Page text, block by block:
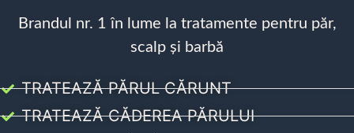
Brandul nr. 1 în lume la tratamente pentru păr,
scalp și barbă
TRATEAZĂ PĂRUL CĂRUNT
TRATEAZĂ CĂDEREA PĂRULUI